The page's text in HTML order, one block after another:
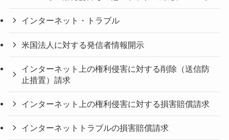
インターネット・トラブル
米国法人に対する発信者情報開示
インターネット上の権利侵害に対する削除（送信防
止措置）請求
インターネット上の権利侵害に対する損害賠償請求
インターネットトラブルの損害賠償請求